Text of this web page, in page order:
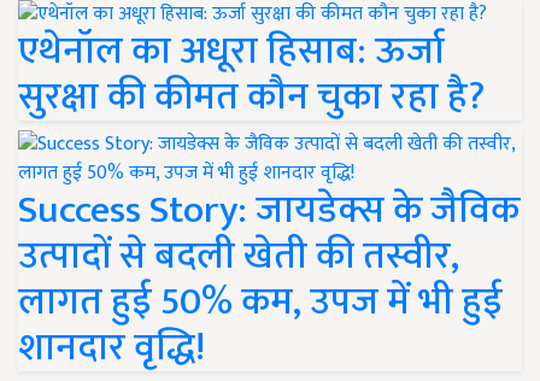
एथेनॉल का अधूरा हिसाब: ऊर्जा
सुरक्षा की कीमत कौन चुका रहा है?
Success Story: जायडेक्स के जैविक
उत्पादों से बदली खेती की तस्वीर,
लागत हुई 50% कम, उपज में भी हुई
शानदार वृद्धि!